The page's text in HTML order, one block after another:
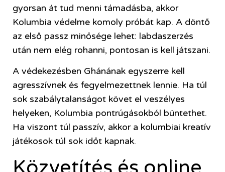
gyorsan át tud menni támadásba, akkor
Kolumbia védelme komoly próbát kap. A döntő
az első passz minősége lehet: labdaszerzés
után nem elég rohanni, pontosan is kell játszani.
A védekezésben Ghánának egyszerre kell
agresszívnek és fegyelmezettnek lennie. Ha túl
sok szabálytalanságot követ el veszélyes
helyeken, Kolumbia pontrúgásokból büntethet.
Ha viszont túl passzív, akkor a kolumbiai kreatív
játékosok túl sok időt kapnak.